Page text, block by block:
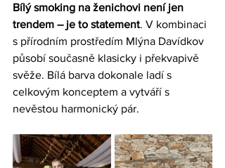
Bílý smoking na ženichovi není jen
trendem – je to statement. V kombinaci
s přírodním prostředím Mlýna Davídkov
působí současně klasicky i překvapivě
svěže. Bílá barva dokonale ladí s
celkovým konceptem a vytváří s
nevěstou harmonický pár.